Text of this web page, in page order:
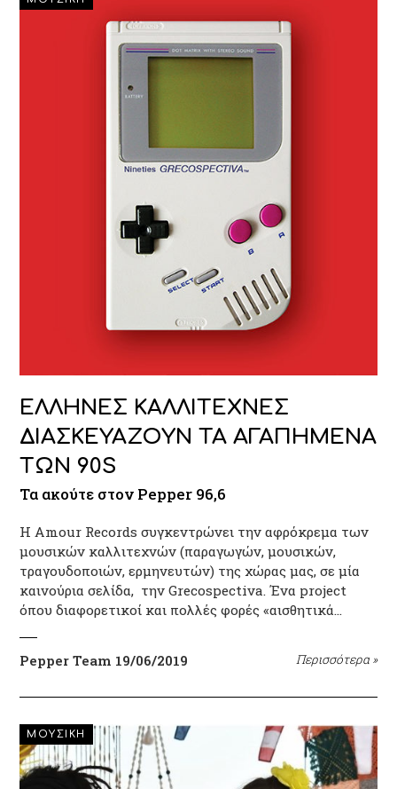
ΕΛΛΗΝΕΣ ΚΑΛΛΙΤΕΧΝΕΣ
ΔΙΑΣΚΕΥΑΖΟΥΝ ΤΑ ΑΓΑΠΗΜΕΝΑ
ΤΩΝ 90S
Τα ακούτε στον Pepper 96,6
Η Amour Records συγκεντρώνει την αφρόκρεμα των
μουσικών καλλιτεχνών (παραγωγών, μουσικών,
τραγουδοποιών, ερμηνευτών) της χώρας μας, σε μία
καινούρια σελίδα, την Grecospectiva. Ένα project
όπου διαφορετικοί και πολλές φορές «αισθητικά…
Pepper Team 19/06/2019 Περισσότερα »
ΜΟΥΣΙΚΗ